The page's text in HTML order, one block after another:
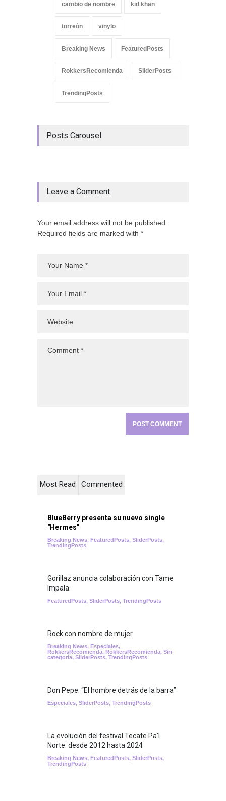
cambio de nombre kid khan
torreón vinylo
Breaking News FeaturedPosts
RokkersRecomienda SliderPosts
TrendingPosts
Posts Carousel
Leave a Comment
Your email address will not be published.
Required fields are marked with *
Most Read Commented
BlueBerry presenta su nuevo single
"Hermes"
Breaking News, FeaturedPosts, SliderPosts,
TrendingPosts
Gorillaz anuncia colaboración con Tame
Impala.
FeaturedPosts, SliderPosts, TrendingPosts
Rock con nombre de mujer
Breaking News, Especiales,
RokkersRecomienda, RokkersRecomienda, Sin
categoría, SliderPosts, TrendingPosts
Don Pepe: “El hombre detrás de la barra”
Especiales, SliderPosts, TrendingPosts
La evolución del festival Tecate Pa'l
Norte: desde 2012 hasta 2024
Breaking News, FeaturedPosts, SliderPosts,
TrendingPosts